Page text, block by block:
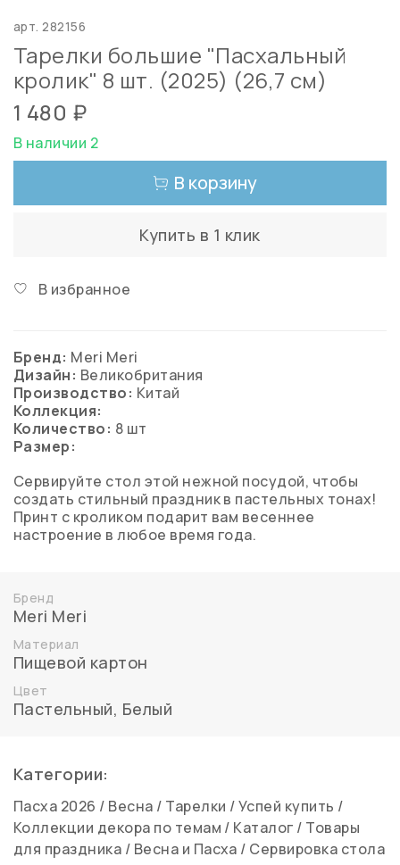
арт.282156
Тарелки большие "Пасхальный
кролик" 8 шт. (2025) (26,7 см)
1 480 ₽
В наличии 2
В корзину
Купить в 1 клик
В избранное
Бренд: Meri Meri
Дизайн: Великобритания
Производство: Китай
Коллекция:
Количество: 8 шт
Размер:
Сервируйте стол этой нежной посудой, чтобы
создать стильный праздник в пастельных тонах!
Принт с кроликом подарит вам весеннее
настроение в любое время года.
Бренд
Meri Meri
Материал
Пищевой картон
Цвет
Пастельный, Белый
Категории:
Пасха 2026 / Весна / Тарелки /Успей купить /
Коллекции декора по темам / Каталог / Товары
для праздника / Весна и Пасха / Сервировка стола